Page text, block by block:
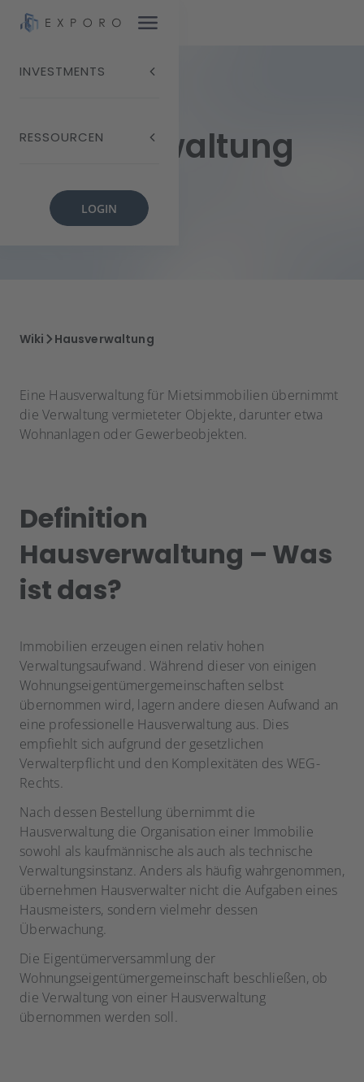
INVESTMENTS
RESSOURCEN
LOGIN
Hausverwaltung
Wiki Hausverwaltung
Eine Hausverwaltung für Mietsimmobilien übernimmt
die Verwaltung vermieteter Objekte, darunter etwa
Wohnanlagen oder Gewerbeobjekten.
Definition
Hausverwaltung – Was
ist das?
Immobilien erzeugen einen relativ hohen
Verwaltungsaufwand. Während dieser von einigen
Wohnungseigentümergemeinschaften selbst
übernommen wird, lagern andere diesen Aufwand an
eine professionelle Hausverwaltung aus. Dies
empfiehlt sich aufgrund der gesetzlichen
Verwalterpflicht und den Komplexitäten des WEG-
Rechts.
Nach dessen Bestellung übernimmt die
Hausverwaltung die Organisation einer Immobilie
sowohl als kaufmännische als auch als technische
Verwaltungsinstanz. Anders als häufig wahrgenommen,
übernehmen Hausverwalter nicht die Aufgaben eines
Hausmeisters, sondern vielmehr dessen
Überwachung.
Die Eigentümerversammlung der
Wohnungseigentümergemeinschaft beschließen, ob
die Verwaltung von einer Hausverwaltung
übernommen werden soll.